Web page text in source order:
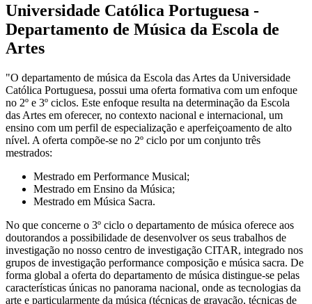
Universidade Católica Portuguesa -
Departamento de Música da Escola de
Artes
"O departamento de música da Escola das Artes da Universidade
Católica Portuguesa, possui uma oferta formativa com um enfoque
no 2º e 3º ciclos. Este enfoque resulta na determinação da Escola
das Artes em oferecer, no contexto nacional e internacional, um
ensino com um perfil de especialização e aperfeiçoamento de alto
nível. A oferta compõe-se no 2º ciclo por um conjunto três
mestrados:
Mestrado em Performance Musical;
Mestrado em Ensino da Música;
Mestrado em Música Sacra.
No que concerne o 3º ciclo o departamento de música oferece aos
doutorandos a possibilidade de desenvolver os seus trabalhos de
investigação no nosso centro de investigação CITAR, integrado nos
grupos de investigação performance composição e música sacra. De
forma global a oferta do departamento de música distingue-se pelas
características únicas no panorama nacional, onde as tecnologias da
arte e particularmente da música (técnicas de gravação, técnicas de